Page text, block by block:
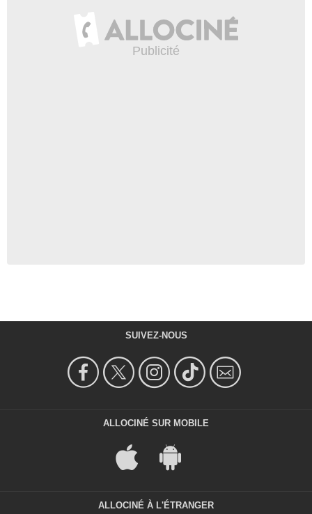
SUIVEZ-NOUS
ALLOCINÉ SUR MOBILE
ALLOCINÉ À L'ÉTRANGER